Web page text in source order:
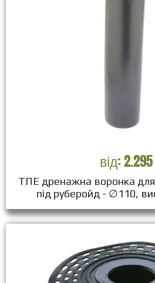
від:2.295
ТПЕ дренажна воронка для
під руберойд - ∅110,